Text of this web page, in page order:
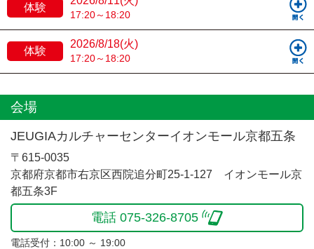
体験
17:20～18:20
体験
2026/8/18(火)
17:20～18:20
会場
JEUGIAカルチャーセンターイオンモール京都五条
〒615-0035
京都府京都市右京区西院追分町25-1-127 イオンモール京
都五条3F
電話 075-326-8705
電話受付：10:00 ～ 19:00